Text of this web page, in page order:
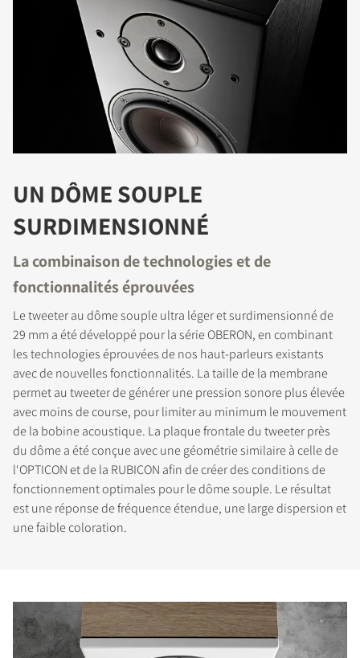
UN DÔME SOUPLE
SURDIMENSIONNÉ
La combinaison de technologies et de
fonctionnalités éprouvées
Le tweeter au dôme souple ultra léger et surdimensionné de
29 mm a été développé pour la série OBERON, en combinant
les technologies éprouvées de nos haut-parleurs existants
avec de nouvelles fonctionnalités. La taille de la membrane
permet au tweeter de générer une pression sonore plus élevée
avec moins de course, pour limiter au minimum le mouvement
de la bobine acoustique. La plaque frontale du tweeter près
du dôme a été conçue avec une géométrie similaire à celle de
l‘OPTICON et de la RUBICON afin de créer des conditions de
fonctionnement optimales pour le dôme souple. Le résultat
est une réponse de fréquence étendue, une large dispersion et
une faible coloration.